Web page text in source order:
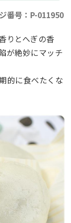
番号：P-011950
りとへぎの香
が絶妙にマッチ
的に食べたくな